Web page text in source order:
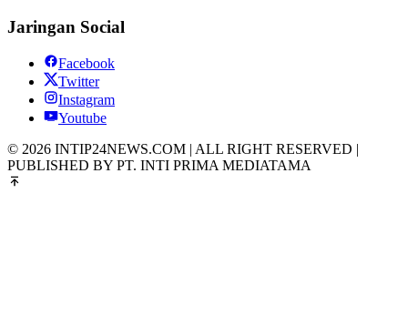
Jaringan Social
Facebook
Twitter
Instagram
Youtube
© 2026 INTIP24NEWS.COM | ALL RIGHT RESERVED |
PUBLISHED BY PT. INTI PRIMA MEDIATAMA